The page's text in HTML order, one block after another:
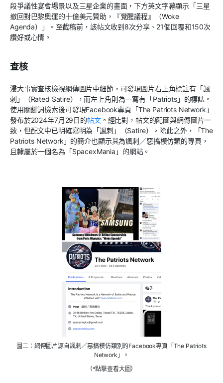
段爭議性宴會場景以及三星企業的畫面，下方英文字幕顯示「三星
撤回對巴黎奧運的十億美元贊助，『覺醒議程』（Woke
Agenda）」。至截稿前，該帖文收到8次分享、21個回覆和150次
讚好或心情。
查核
浸大事實查核檢視網傳圖片中細節，可發現圖片右上角標註有「諷
刺」（Rated Satire），而左上角則為一寫有「Patriots」的標誌。
使用關鍵詞檢索後可發現Facebook專頁「The Patriots Network 」
發布於2024年7月29日的帖文。經比對，帖文的配圖與網傳圖片一
致，但配文中已明確寫明為「諷刺」（Satire）。除此之外，「The
Patriots Network 」的簡介也顯示其為諷刺／惡搞模仿類的專頁，
且隸屬於一個名為「SpacexMania 」的網站。
圖二：網傳圖片源自諷刺／惡搞模仿類別的Facebook專頁「The Patriots
Network」。
（*點擊查看大圖）